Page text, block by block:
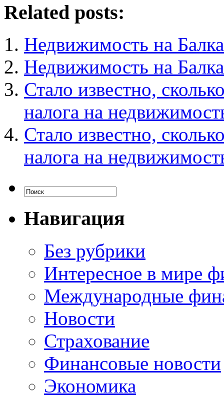
Related posts:
Недвижимость на
Недвижимость на
Стало известно,
налога на
Стало известно,
налога на
Навигация
Без рубрики
Интересное в мире
Международные
Новости
Страхование
Финансовые новости
Экономика